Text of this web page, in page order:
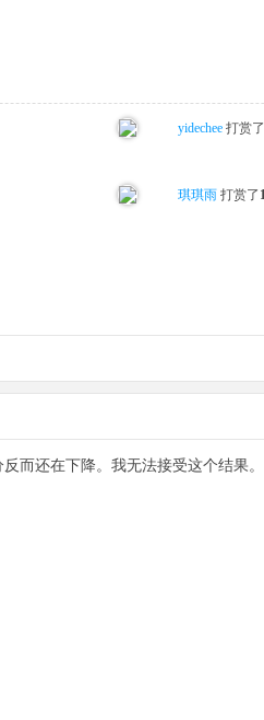
yidechee 打赏
琪琪雨 打赏了
而还在下降。我无法接受这个结果。